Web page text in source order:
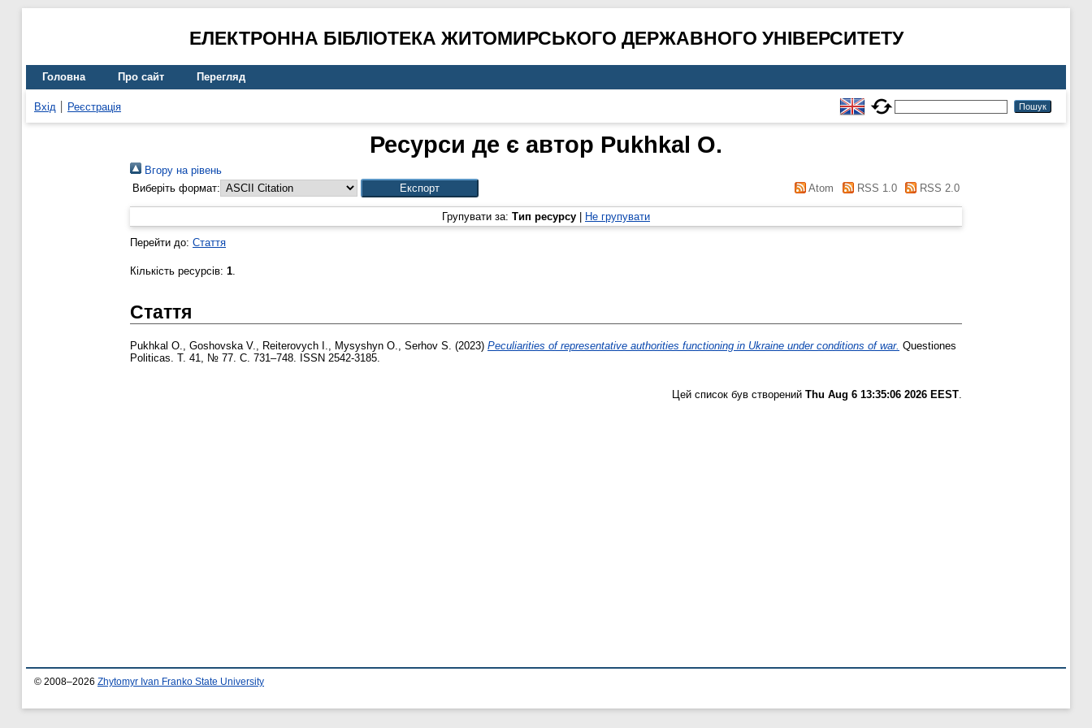
ЕЛЕКТРОННА БІБЛІОТЕКА ЖИТОМИРСЬКОГО ДЕРЖАВНОГО УНІВЕРСИТЕТУ
Головна Про сайт Перегляд
Вхід Реєстрація
Ресурси де є автор Pukhkal О.
Вгору на рівень
Виберіть формат:
Atom RSS 1.0 RSS 2.0
Групувати за: Тип ресурсу Не групувати
Перейти до: Стаття
Кількість ресурсів: 1.
Стаття
Pukhkal О., Goshovska V., Reiterovych I., Mysyshyn O., Serhov S. (2023) Peculiarities of representative authorities functioning in Ukraine under conditions of war. Questiones
Politicas. Т. 41, № 77. С. 731–748. ISSN 2542-3185.
Цей список був створений Thu Aug 6 13:35:06 2026 EEST.
© 2008–2026 Zhytomyr Ivan Franko State University